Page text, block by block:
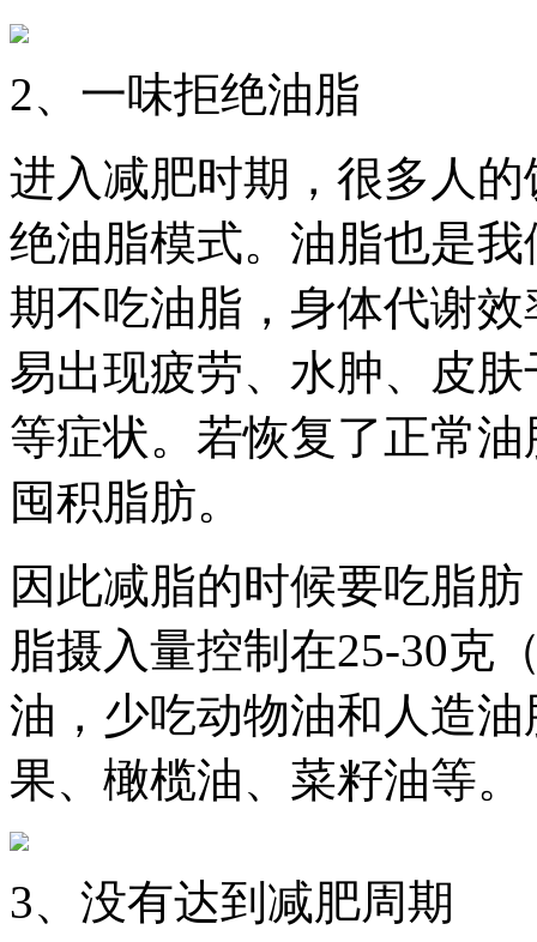
2、一味拒绝油脂
进入减肥时期，很多人
绝油脂模式。油脂也是
期不吃油脂，身体代谢
易出现疲劳、水肿、皮
等症状。若恢复了正常
囤积脂肪。
因此减脂的时候要吃脂
脂摄入量控制在25-30克
油，少吃动物油和人造
果、橄榄油、菜籽油等。
3、没有达到减肥周期